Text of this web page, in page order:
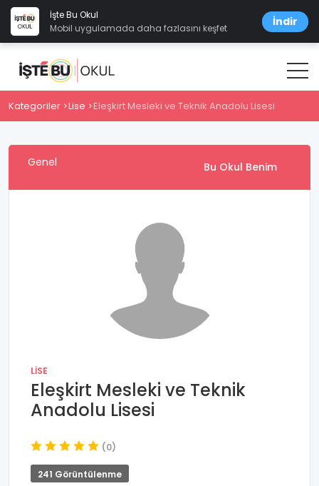
İşte Bu Okul
Mobil uygulamada daha fazlasını keşfet
İndir
Kategoriler Lise Eleşkirt Mesleki ve Teknik Anadolu Lisesi
Genel Bu Okul Benim
LISE
Eleşkirt Mesleki ve Teknik
Anadolu Lisesi
(0)
241 Görüntülenme